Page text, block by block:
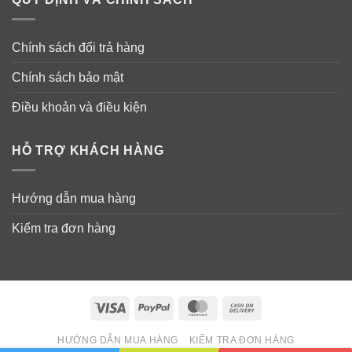
Chính sách đổi trả hàng
Chính sách bảo mật
Điều khoản và điều kiện
HỖ TRỢ KHÁCH HÀNG
Hướng dẫn mua hàng
Kiểm tra đơn hàng
Visa PayPal MasterCard
Delivery
HƯỚNG DẪN MUA HÀNG KIỂM TRA ĐƠN HÀNG